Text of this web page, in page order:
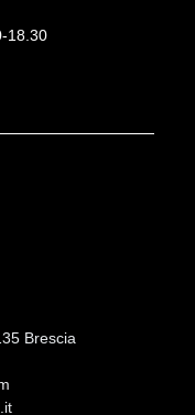
18.30
Brescia